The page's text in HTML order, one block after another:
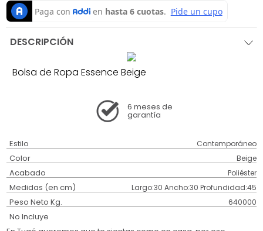
DESCRIPCIÓN
Bolsa de Ropa Essence Beige
6 meses de
garantía
Estilo Contemporáneo
Color Beige
Acabado Poliéster
Medidas (en cm) Largo:30 Ancho:30 Profundidad:45
Peso Neto Kg. 640000
No Incluye